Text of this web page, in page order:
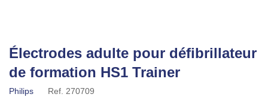
Électrodes adulte pour défibrillateur
de formation HS1 Trainer
Philips Ref. 270709